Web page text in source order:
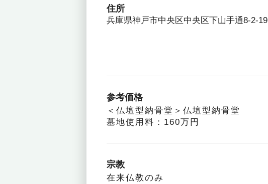
住所
兵庫県神戸市中央区中央区下山手通8-2-19
参考価格
＜仏壇型納骨堂＞仏壇型納骨堂
墓地使用料：160万円
宗教
在来仏教のみ